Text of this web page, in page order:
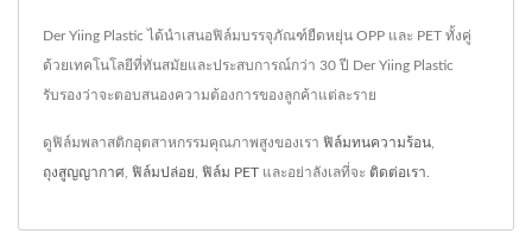
Der Yiing Plastic ได้นำเสนอฟิล์มบรรจุภัณฑ์ยืดหยุ่น OPP และ PET ทั้งคู่
ด้วยเทคโนโลยีที่ทันสมัยและประสบการณ์กว่า 30 ปี Der Yiing Plastic
รับรองว่าจะตอบสนองความต้องการของลูกค้าแต่ละราย
ดูฟิล์มพลาสติกอุตสาหกรรมคุณภาพสูงของเรา ฟิล์มทนความร้อน
ถุงสูญญากาศ ฟิล์มปล่อย ฟิล์ม PET และอย่าลังเลที่จะ ติดต่อเรา